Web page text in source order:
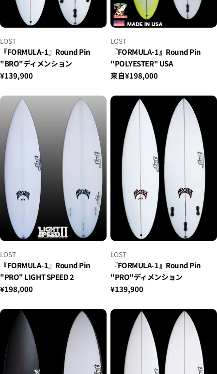
小
贩：
LOST
『FORMULA-1』Round Pin
"BRO"ディメンション
正
价
¥139,900
小
贩：
LOST
『FORMULA-1』Round Pin
"POLYESTER" USA
正
价
来自¥198,000
小
贩：
LOST
『FORMULA-1』Round Pin
"PRO" LIGHT SPEED 2
正
价
¥198,000
小
贩：
LOST
『FORMULA-1』Round Pin
"PRO"ディメンション
正
价
¥139,900